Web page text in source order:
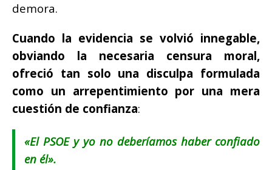
demora.
Cuando la evidencia se volvió innegable,
obviando la necesaria censura moral,
ofreció tan solo una disculpa formulada
como un arrepentimiento por una mera
cuestión de confianza:
«El PSOE y yo no deberíamos haber confiado
en él».